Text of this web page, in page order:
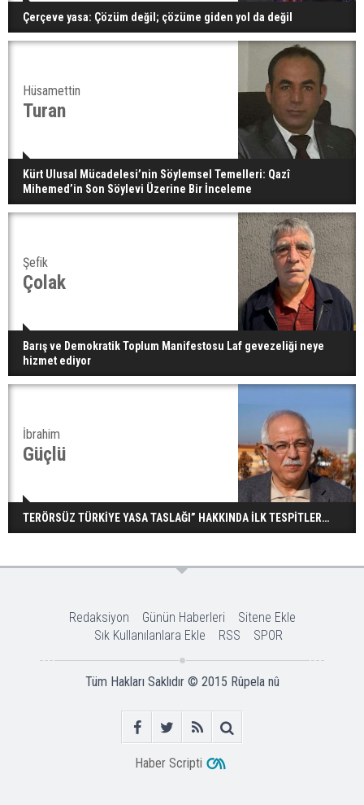
Çerçeve yasa: Çözüm değil; çözüme giden yol da değil
Hüsamettin
Turan
Kürt Ulusal Mücadelesi’nin Söylemsel Temelleri: Qazî
Mihemed’in Son Söylevi Üzerine Bir İnceleme
Şefik
Çolak
Barış ve Demokratik Toplum Manifestosu Laf gevezeliği neye
hizmet ediyor
İbrahim
Güçlü
TERÖRSÜZ TÜRKİYE YASA TASLAĞI” HAKKINDA İLK TESPİTLER…
Redaksiyon Günün Haberleri
Sitene Ekle
Sık Kullanılanlara Ekle
RSS SPOR
Tüm Hakları Saklıdır © 2015 Rûpela nû
Haber Scripti